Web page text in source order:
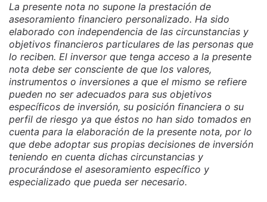
La presente nota no supone la prestación de
asesoramiento financiero personalizado. Ha sido
elaborado con independencia de las circunstancias y
objetivos financieros particulares de las personas que
lo reciben. El inversor que tenga acceso a la presente
nota debe ser consciente de que los valores,
instrumentos o inversiones a que el mismo se refiere
pueden no ser adecuados para sus objetivos
específicos de inversión, su posición financiera o su
perfil de riesgo ya que éstos no han sido tomados en
cuenta para la elaboración de la presente nota, por lo
que debe adoptar sus propias decisiones de inversión
teniendo en cuenta dichas circunstancias y
procurándose el asesoramiento específico y
especializado que pueda ser necesario.